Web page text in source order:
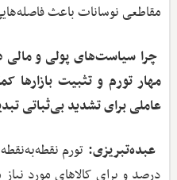
مقاطعی نوسانات باعث
مهار تورم و تثبیت
عاملی برای تشدید بی‌ثباتی
عبده‌تبریزی: